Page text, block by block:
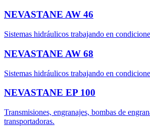
NEVASTANE AW 46
Sistemas hidráulicos trabajando en
NEVASTANE AW 68
Sistemas hidráulicos trabajando en
NEVASTANE EP 100
Transmisiones, engranajes, bombas de
transportadoras.